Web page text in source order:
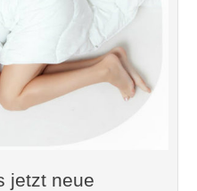
jetzt neue